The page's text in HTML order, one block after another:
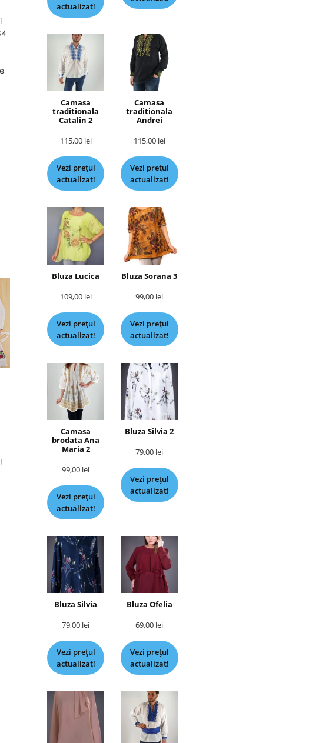
actualizat!
Camasa
traditionala
Catalin 2
115,00 lei
Vezi prețul
actualizat!
Camasa
traditionala
Andrei
115,00 lei
Vezi prețul
actualizat!
Bluza Lucica
109,00 lei
Vezi prețul
actualizat!
Bluza Sorana 3
99,00 lei
Vezi prețul
actualizat!
Camasa
brodata Ana
Maria 2
99,00 lei
Vezi prețul
actualizat!
Bluza Silvia 2
79,00 lei
Vezi prețul
actualizat!
Bluza Silvia
79,00 lei
Vezi prețul
actualizat!
Bluza Ofelia
69,00 lei
Vezi prețul
actualizat!